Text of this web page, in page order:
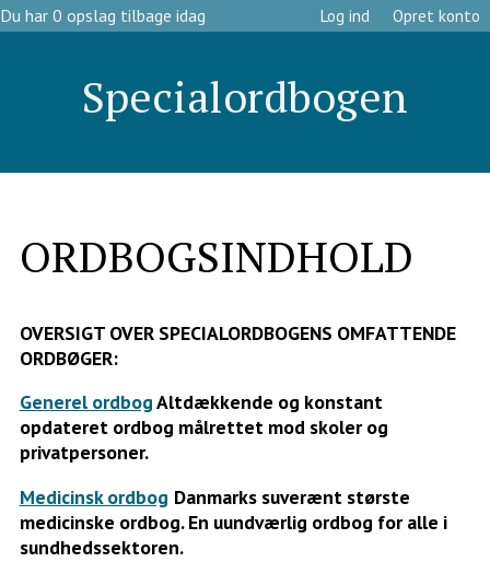
Specialordbogen
Du har 0 opslag tilbage idag Log ind Opret konto
ORDBOGSINDHOLD
OVERSIGT OVER SPECIALORDBOGENS OMFATTENDE
ORDBØGER:
Generel ordbogAltdækkende og konstant
opdateret ordbog målrettet mod skoler og
privatpersoner.
Medicinsk ordbog Danmarks suverænt største
medicinske ordbog. En uundværlig ordbog for alle i
sundhedssektoren.